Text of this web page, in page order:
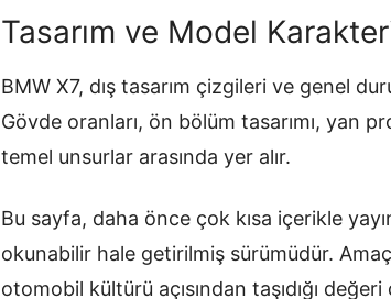
Tasarım ve Model
BMW X7, dış tasarım çizgileri ve genel
Gövde oranları, ön bölüm tasarımı, yan
temel unsurlar arasında yer alır.
Bu sayfa, daha önce çok kısa içerikle
okunabilir hale getirilmiş sürümüdür.
otomobil kültürü açısından taşıdığı